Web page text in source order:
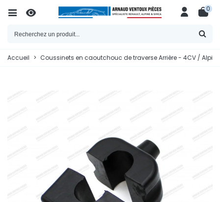
0
Accueil > Coussinets en caoutchouc de traverse Arrière - 4CV / Alpine